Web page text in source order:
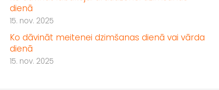
dienā
15. nov. 2025
Ko dāvināt meitenei dzimšanas dienā vai vārda
dienā
15. nov. 2025